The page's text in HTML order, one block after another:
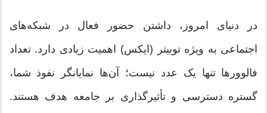
در دنیای امروز، داشتن حضور فعال در شبکه‌های
اجتماعی به ویژه توییتر (ایکس) اهمیت زیادی دارد. تعداد
فالوورها تنها یک عدد نیست؛ آن‌ها نمایانگر نفوذ شما،
گستره دسترسی و تأثیرگذاری بر جامعه هدف هستند.